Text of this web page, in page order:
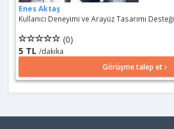
Enes Aktaş
Kullanıcı Deneyimi ve Arayüz Tasarımı Desteği
(0)
5 TL /dakika
Görüşme talep et